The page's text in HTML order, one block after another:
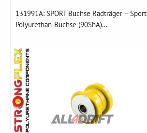
131991A: SPORT Buchse Radträger – Sport
Polyurethan-Buchse (90ShA)...